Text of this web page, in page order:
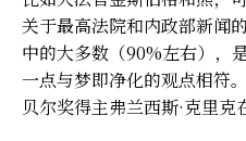
关于最高法院和内政部新闻
中的大多数（90%左右），
一点与梦即净化的观点相
贝尔奖得主弗兰西斯·克里克